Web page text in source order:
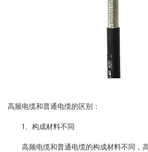
高频电缆和普通电缆的区别：
1、构成材料不同
高频电缆和普通电缆的构成材料不同，